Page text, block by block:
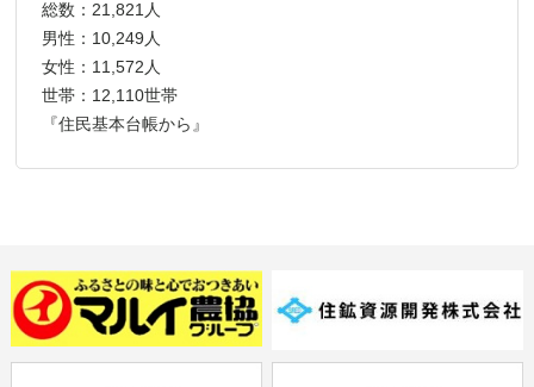
総数：21,821人
男性：10,249人
女性：11,572人
世帯：12,110世帯
『住民基本台帳から』